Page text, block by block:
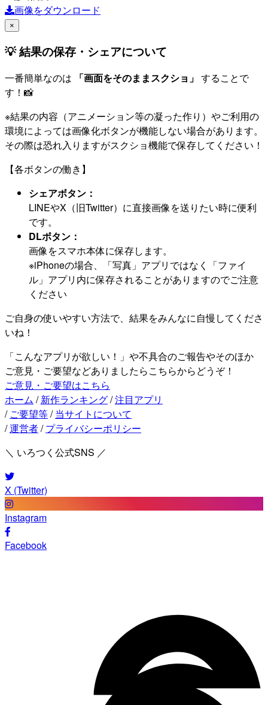
画像をダウンロード
×
💡 結果の保存・シェアについて
一番簡単なのは 「画面をそのままスクショ」 することで
す！📸
※結果の内容（アニメーション等の凝った作り）やご利用の
環境によっては画像化ボタンが機能しない場合があります。
その際は恐れ入りますがスクショ機能で保存してください！
【各ボタンの働き】
シェアボタン：
LINEやX（旧Twitter）に直接画像を送りたい時に便利
です。
DLボタン：
画像をスマホ本体に保存します。
※iPhoneの場合、「写真」アプリではなく「ファイ
ル」アプリ内に保存されることがありますのでご注意
ください
ご自身の使いやすい方法で、結果をみんなに自慢してくださ
いね！
「こんなアプリが欲しい！」や不具合のご報告やそのほか
ご意見・ご要望などありましたらこちらからどうぞ！
ご意見・ご要望はこちら
ホーム / 新作ランキング/注目アプリ
/ ご要望等/ 当サイトについて
/運営者/ プライバシーポリシー
＼ いろつく公式SNS ／
X (Twitter)
Instagram
Facebook